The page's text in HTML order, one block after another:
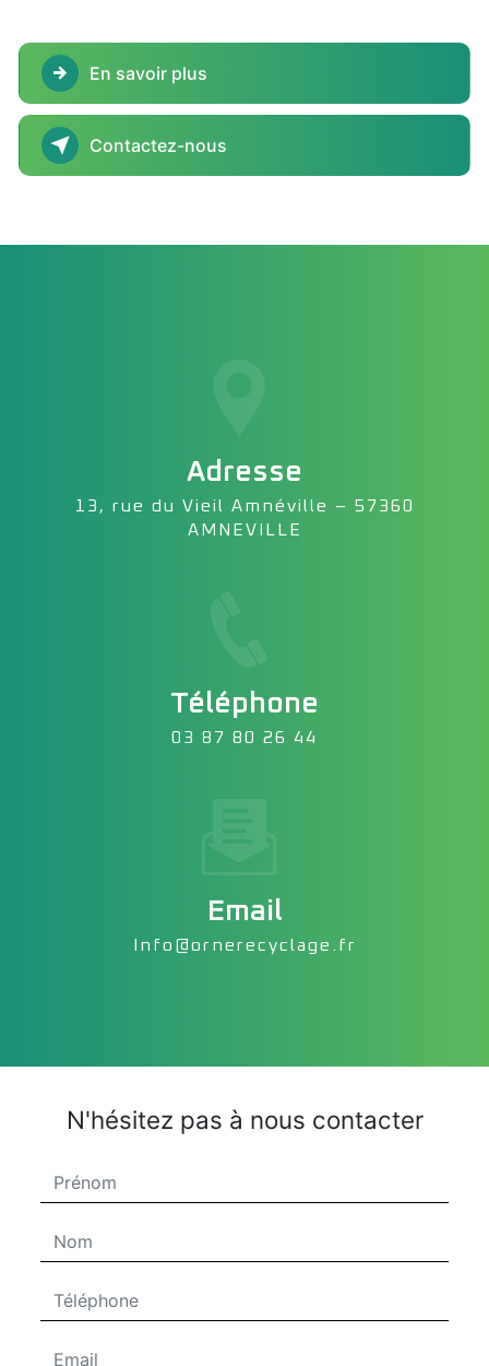
En savoir plus
Contactez-nous
Adresse
13, rue du Vieil Amnéville – 57360
AMNEVILLE
Téléphone
03 87 80 26 44
Email
info@ornerecyclage.fr
N'hésitez pas à nous contacter